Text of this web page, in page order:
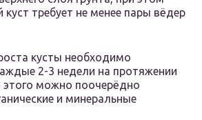
требует не менее пары вёдер
кусты необходимо
2-3 недели на протяжении
этого можно поочерёдно
и минеральные